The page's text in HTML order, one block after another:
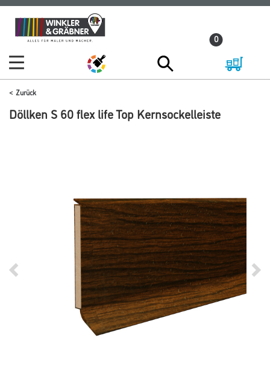
Zum
Inhalt
Zum
Navigationsmenü
0
Zurück
Döllken S 60 flex life Top Kernsockelleiste